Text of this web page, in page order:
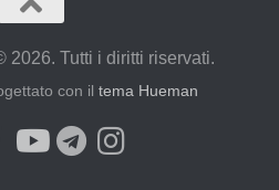
Tutti i diritti riservati.
con iltema Hueman